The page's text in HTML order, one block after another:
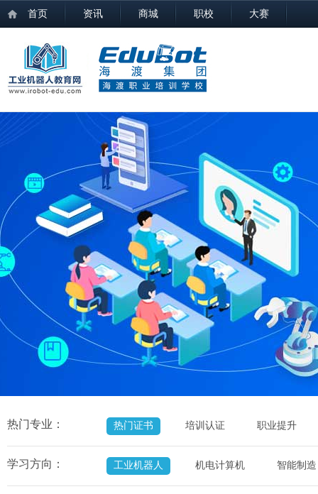
首页 资讯 商城 职校 大赛
职校概况
职校介绍 发展历程
职校通告 校企合作
组织机构
人才培养
中职教育 高职教育
本科教育
工业机器人系统操作员
工业机器人系统运维员
教学资源
推荐教材 培训装备
教学视频 配套教案
考核题库
师资队伍
专家教授 高级顾问
讲师团队
培训认证
培训课程 证书查询
就业发展
招聘信息 实习岗位
学生感言 就业情况
热门专业： 热门证书 培训认证 职业提升
学习方向： 工业机器人 机电计算机 智能制造